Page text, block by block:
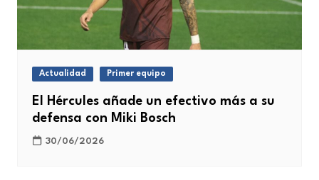
Actualidad Primer equipo
El Hércules añade un efectivo más a su
defensa con Miki Bosch
30/06/2026